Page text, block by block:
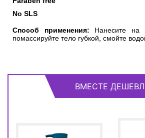
No SLS
Способ применения: Нанесите на
помассируйте тело губкой, смойте
ВМЕСТЕ